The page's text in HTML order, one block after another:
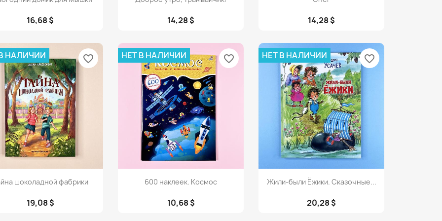
16,68 $ 14,28 $ 14,28 $
Просмотр
шоколадной фабрики
19,08 $
НАЛИЧИИ favorite_border
Просмотр
600 наклеек. Космос
10,68 $
НЕТ В НАЛИЧИИ favorite_border
Просмотр
Жили-были Ёжики. Сказочные...
20,28 $
НЕТ В НАЛИЧИИ favorite_border